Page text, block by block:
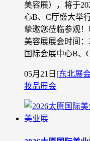
美容展），将于
心B、C厅盛大举
挚邀您莅临参观
美容展展会时间：
国际会展中心B、
05月21日 [东北展
妆品展会